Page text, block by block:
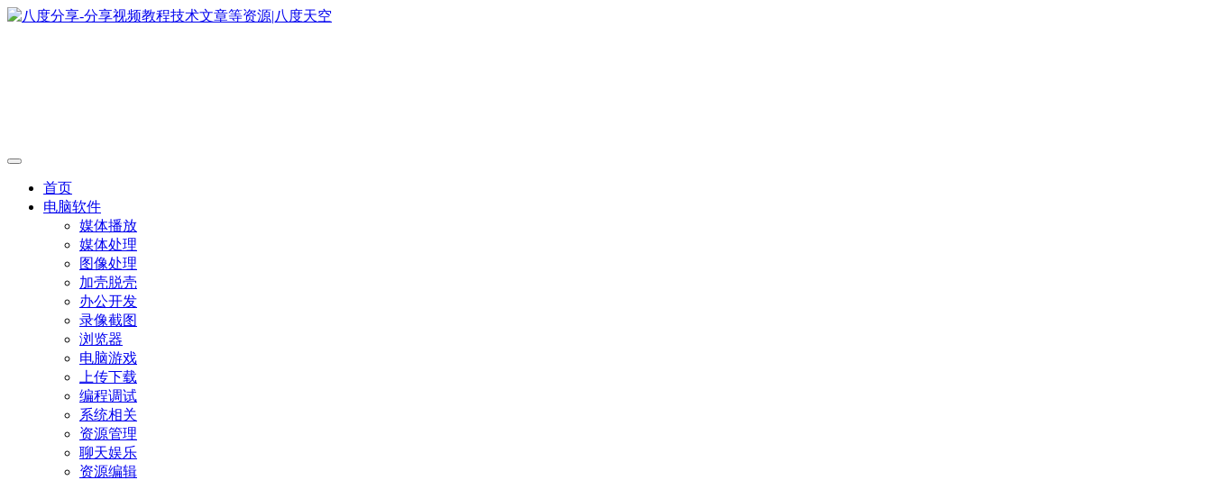
首页
电脑软件
媒体播放
媒体处理
图像处理
加壳脱壳
办公开发
录像截图
浏览器
电脑游戏
上传下载
编程调试
系统相关
资源管理
聊天娱乐
资源编辑